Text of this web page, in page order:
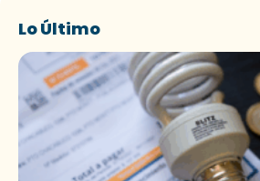
Lo Último